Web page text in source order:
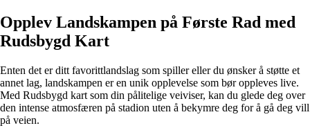
Opplev Landskampen på Første Rad med
Rudsbygd Kart
Enten det er ditt favorittlandslag som spiller eller du ønsker å støtte et
annet lag, landskampen er en unik opplevelse som bør oppleves live.
Med Rudsbygd kart som din pålitelige veiviser, kan du glede deg over
den intense atmosfæren på stadion uten å bekymre deg for å gå deg vill
på veien.